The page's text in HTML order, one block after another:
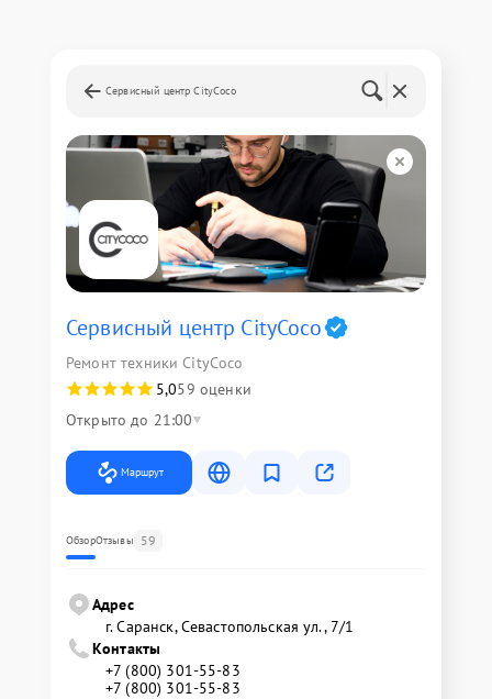
Сервисный центр CityCoco
Сервисный центр CityCoco
Ремонт техники CityCoco
5,059 оценки
Открыто до 21:00
Маршрут
ОбзорОтзывы 59
Адрес
г. Саранск, Севастопольская ул., 7/1
Контакты
+7 (800) 301-55-83
+7 (800) 301-55-83